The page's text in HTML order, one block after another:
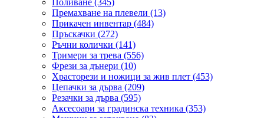
Поливане (345)
Премахване на плевели (13)
Прикачен инвентар (484)
Пръскачки (272)
Ръчни колички (141)
Тримери за трева (556)
Фрези за дънери (10)
Храсторези и ножици за жив плет (453)
Цепачки за дърва (209)
Резачки за дърва (595)
Аксесоари за градинска техника (353)